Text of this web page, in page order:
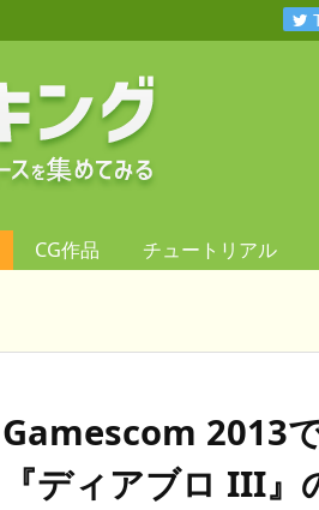
CG作品 チュートリアル
Gamescom 2013で
『ディアブロ III』